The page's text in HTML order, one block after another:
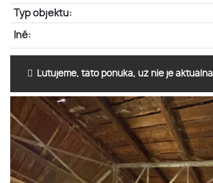
Typ objektu:
Iné:
Ľutujeme, táto ponuka, už nie je